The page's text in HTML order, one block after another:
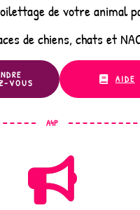
de votre animal
de chiens, chats et
VOUS AIDE
A4P